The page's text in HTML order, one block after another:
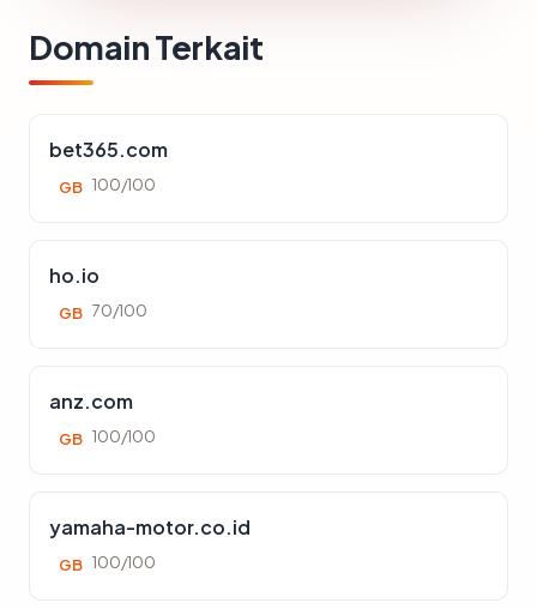
Domain Terkait
bet365.com
GB 100/100
ho.io
GB 70/100
anz.com
GB 100/100
yamaha-motor.co.id
GB 100/100